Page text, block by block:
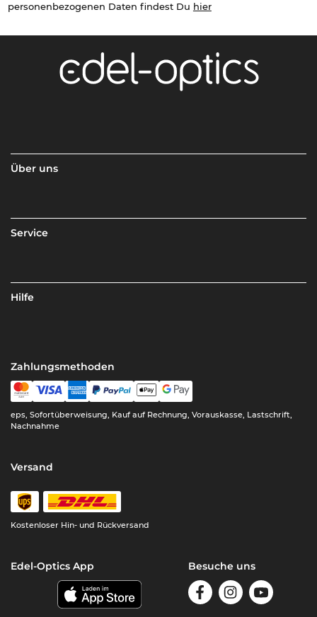
personenbezogenen Daten findest Du hier
Über uns
Service
Hilfe
Zahlungsmethoden
eps, Sofortüberweisung, Kauf auf Rechnung, Vorauskasse, Lastschrift,
Nachnahme
Versand
Kostenloser Hin- und Rückversand
Edel-Optics App Besuche uns